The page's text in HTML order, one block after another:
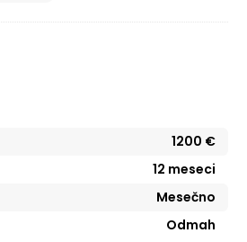
1200 €
12 meseci
Mesečno
Odmah